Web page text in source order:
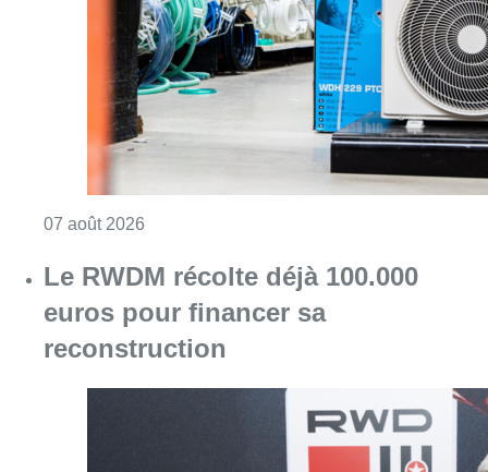
07 août 2026
Le RWDM récolte déjà 100.000
euros pour financer sa
reconstruction